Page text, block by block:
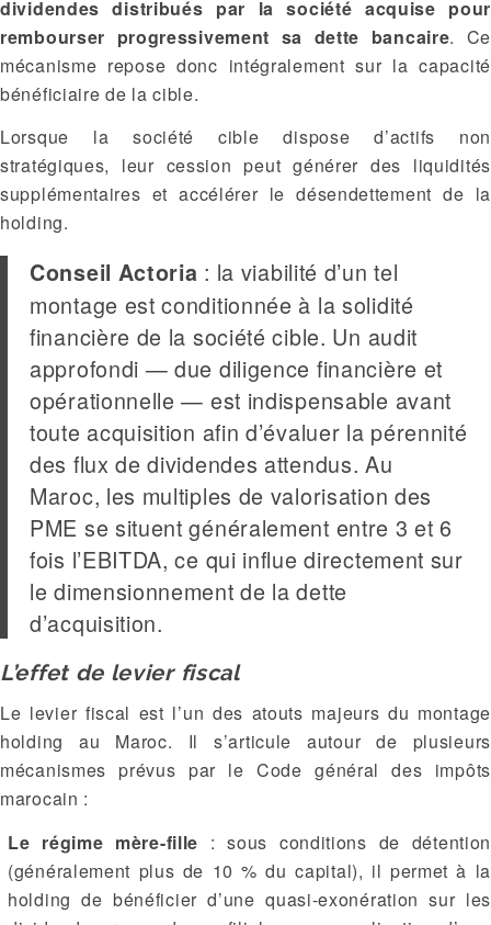
dividendes distribués par la société acquise pour
rembourser progressivement sa dette bancaire. Ce
mécanisme repose donc intégralement sur la capacité
bénéficiaire de la cible.
Lorsque la société cible dispose d’actifs non
stratégiques, leur cession peut générer des liquidités
supplémentaires et accélérer le désendettement de la
holding.
Conseil Actoria : la viabilité d’un tel
montage est conditionnée à la solidité
financière de la société cible. Un audit
approfondi — due diligence financière et
opérationnelle — est indispensable avant
toute acquisition afin d’évaluer la pérennité
des flux de dividendes attendus. Au
Maroc, les multiples de valorisation des
PME se situent généralement entre 3 et 6
fois l’EBITDA, ce qui influe directement sur
le dimensionnement de la dette
d’acquisition.
L’effet de levier fiscal
Le levier fiscal est l’un des atouts majeurs du montage
holding au Maroc. Il s’articule autour de plusieurs
mécanismes prévus par le Code général des impôts
marocain :
Le régime mère-fille : sous conditions de détention
(généralement plus de 10 % du capital), il permet à la
holding de bénéficier d’une quasi-exonération sur les